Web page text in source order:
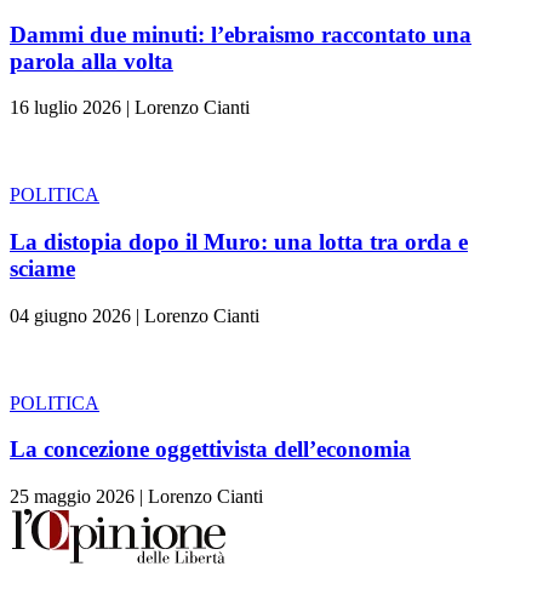
Dammi due minuti: l’ebraismo raccontato una
parola alla volta
16 luglio 2026 | Lorenzo Cianti
POLITICA
La distopia dopo il Muro: una lotta tra orda e
sciame
04 giugno 2026 | Lorenzo Cianti
POLITICA
La concezione oggettivista dell’economia
25 maggio 2026 | Lorenzo Cianti